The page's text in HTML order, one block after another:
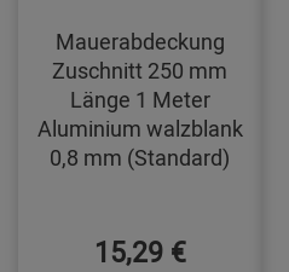
Mauerabdeckung
Zuschnitt 250 mm
Länge 1 Meter
Aluminium walzblank
0,8 mm (Standard)
15,29 €